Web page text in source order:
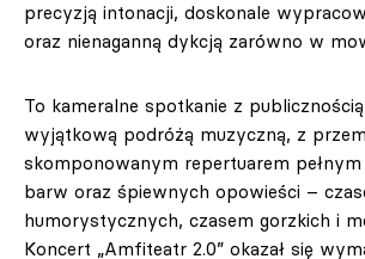
precyzją intonacji, doskonale
oraz nienaganną dykcją zarówno w
To kameralne spotkanie z
wyjątkową podróżą muzyczną, z
skomponowanym repertuarem
barw oraz śpiewnych opowieści –
humorystycznych, czasem gorzkich i
Koncert „Amfiteatr 2.0” okazał się